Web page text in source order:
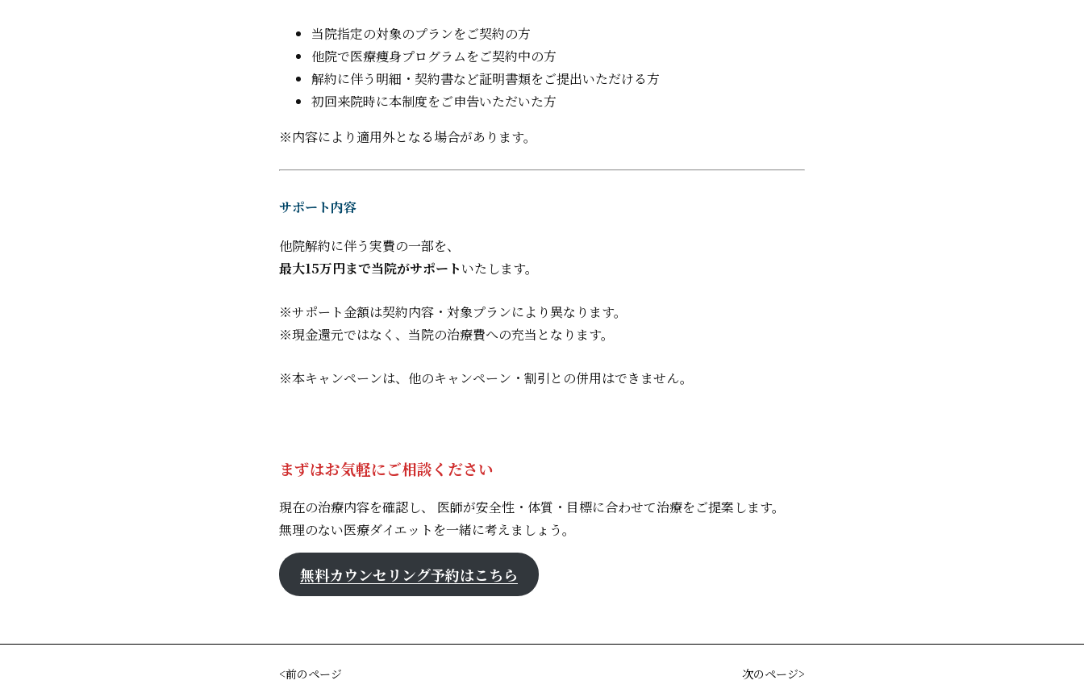
当院指定の対象のプランをご契約の方
他院で医療痩身プログラムをご契約中の方
解約に伴う明細・契約書など証明書類をご提出いただける方
初回来院時に本制度をご申告いただいた方
※内容により適用外となる場合があります。
サポート内容
他院解約に伴う実費の一部を、
最大15万円まで当院がサポートいたします。
※サポート金額は契約内容・対象プランにより異なります。
※現金還元ではなく、当院の治療費への充当となります。
※本キャンペーンは、他のキャンペーン・割引との併用はできません。
まずはお気軽にご相談ください
現在の治療内容を確認し、 医師が安全性・体質・目標に合わせて治療をご提案します。
無理のない医療ダイエットを一緒に考えましょう。
無料カウンセリング予約はこちら
前のページ 次のページ